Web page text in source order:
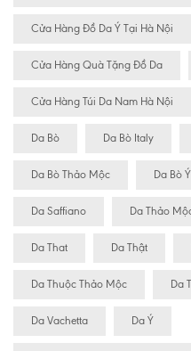
Cửa Hàng Đồ Da Ý Tại Hà Nội
Cửa Hàng Quà Tặng Đồ Da
Cửa Hàng Túi Da Nam Hà Nội
Da Bò Da Bò Italy
Da Bò Thảo Mộc Da Bò Ý
Da Saffiano Da Thảo
Da That Da Thật
Da Thuộc Thảo Mộc Da
Da Vachetta Da Ý